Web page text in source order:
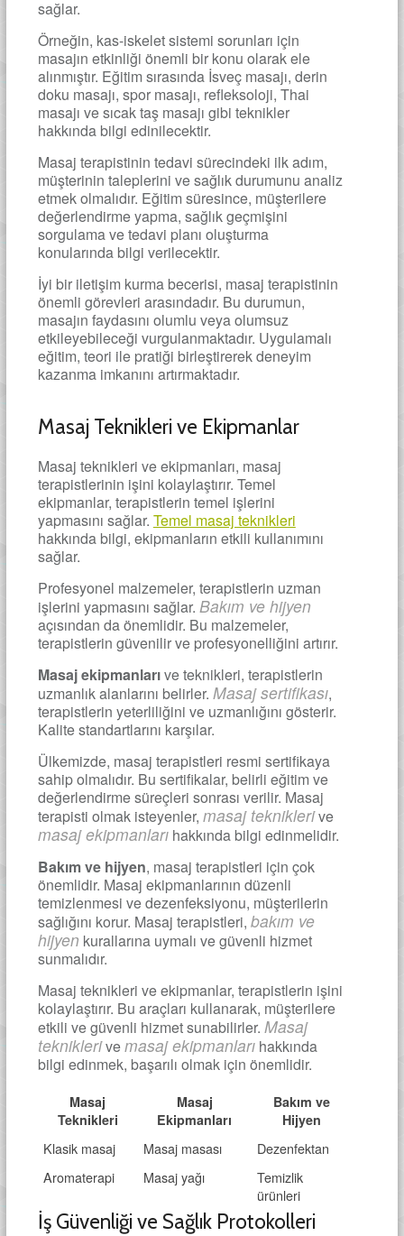
sağlar.
Örneğin, kas-iskelet sistemi sorunları için
masajın etkinliği önemli bir konu olarak ele
alınmıştır. Eğitim sırasında İsveç masajı, derin
doku masajı, spor masajı, refleksoloji, Thai
masajı ve sıcak taş masajı gibi teknikler
hakkında bilgi edinilecektir.
Masaj terapistinin tedavi sürecindeki ilk adım,
müşterinin taleplerini ve sağlık durumunu analiz
etmek olmalıdır. Eğitim süresince, müşterilere
değerlendirme yapma, sağlık geçmişini
sorgulama ve tedavi planı oluşturma
konularında bilgi verilecektir.
İyi bir iletişim kurma becerisi, masaj terapistinin
önemli görevleri arasındadır. Bu durumun,
masajın faydasını olumlu veya olumsuz
etkileyebileceği vurgulanmaktadır. Uygulamalı
eğitim, teori ile pratiği birleştirerek deneyim
kazanma imkanını artırmaktadır.
Masaj Teknikleri ve Ekipmanlar
Masaj teknikleri ve ekipmanları, masaj
terapistlerinin işini kolaylaştırır. Temel
ekipmanlar, terapistlerin temel işlerini
yapmasını sağlar. Temel masaj teknikleri
hakkında bilgi, ekipmanların etkili kullanımını
sağlar.
Profesyonel malzemeler, terapistlerin uzman
işlerini yapmasını sağlar. Bakım ve hijyen
açısından da önemlidir. Bu malzemeler,
terapistlerin güvenilir ve profesyonelliğini artırır.
Masaj ekipmanlarıve teknikleri, terapistlerin
uzmanlık alanlarını belirler. Masaj sertifikası,
terapistlerin yeterliliğini ve uzmanlığını gösterir.
Kalite standartlarını karşılar.
Ülkemizde, masaj terapistleri resmi sertifikaya
sahip olmalıdır. Bu sertifikalar, belirli eğitim ve
değerlendirme süreçleri sonrası verilir. Masaj
terapisti olmak isteyenler, masaj tekniklerive
masaj ekipmanlarıhakkında bilgi edinmelidir.
Bakım ve hijyen, masaj terapistleri için çok
önemlidir. Masaj ekipmanlarının düzenli
temizlenmesi ve dezenfeksiyonu, müşterilerin
sağlığını korur. Masaj terapistleri, bakım ve
hijyen kurallarına uymalı ve güvenli hizmet
sunmalıdır.
Masaj teknikleri ve ekipmanlar, terapistlerin işini
kolaylaştırır. Bu araçları kullanarak, müşterilere
etkili ve güvenli hizmet sunabilirler. Masaj
tekniklerivemasaj ekipmanlarıhakkında
bilgi edinmek, başarılı olmak için önemlidir.
Masaj
Teknikleri
Masaj
Ekipmanları
Bakım ve
Hijyen
Klasik masaj Masaj masası
Dezenfektan
Aromaterapi
Masaj yağı
Temizlik
ürünleri
İş Güvenliği ve Sağlık Protokolleri